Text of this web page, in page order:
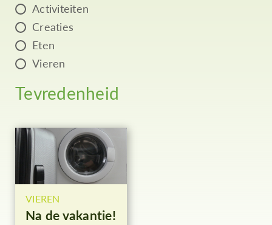
Activiteiten
Creaties
Eten
Vieren
Tevredenheid
VIEREN
Na de vakantie!